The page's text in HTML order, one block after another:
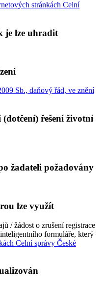
stránkách Celní
je lze uhradit
Sb., daňový řád, ve znění
řešení životní
žadateli požadovány
lze využít
/ žádost o zrušení registrace
formuláře, který
Celní správy České